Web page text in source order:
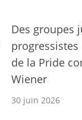
Des groupes
de la Pride
Wiener
30 juin 2026